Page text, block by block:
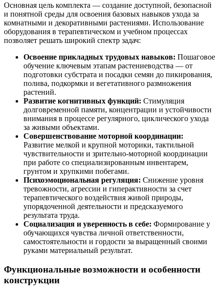
Основная цель комплекта — создание доступной, безопасной
и понятной среды для освоения базовых навыков ухода за
комнатными и декоративными растениями. Использование
оборудования в терапевтическом и учебном процессах
позволяет решать широкий спектр задач:
Освоение прикладных трудовых навыков: Пошаговое
обучение ключевым этапам растениеводства — от
подготовки субстрата и посадки семян до пикирования,
полива, подкормки и вегетативного размножения
растений.
Развитие когнитивных функций: Стимуляция
долговременной памяти, концентрации и устойчивости
внимания в процессе регулярного, циклического ухода
за живыми объектами.
Совершенствование моторной координации:
Развитие мелкой и крупной моторики, тактильной
чувствительности и зрительно-моторной координации
при работе со специализированным инвентарем,
грунтом и хрупкими побегами.
Психоэмоциональная регуляция: Снижение уровня
тревожности, агрессии и гиперактивности за счет
терапевтического воздействия живой природы,
упорядоченной деятельности и предсказуемого
результата труда.
Социализация и уверенность в себе: Формирование у
обучающихся чувства личной ответственности,
самостоятельности и гордости за выращенный своими
руками материальный результат.
Функциональные возможности и особенности
конструкции